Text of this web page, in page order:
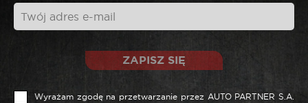
ZAPISZ SIĘ
Wyrażam zgodę na przetwarzanie przez AUTO PARTNER S.A.